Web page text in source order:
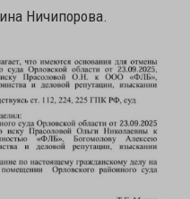
Ничипорова.